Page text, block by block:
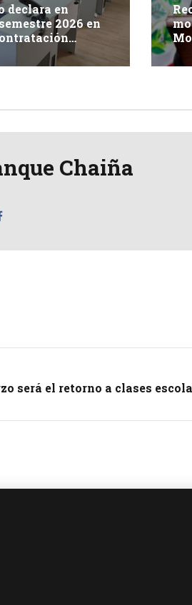
declara en
2026 en
Chaiña
será el retorno a clases